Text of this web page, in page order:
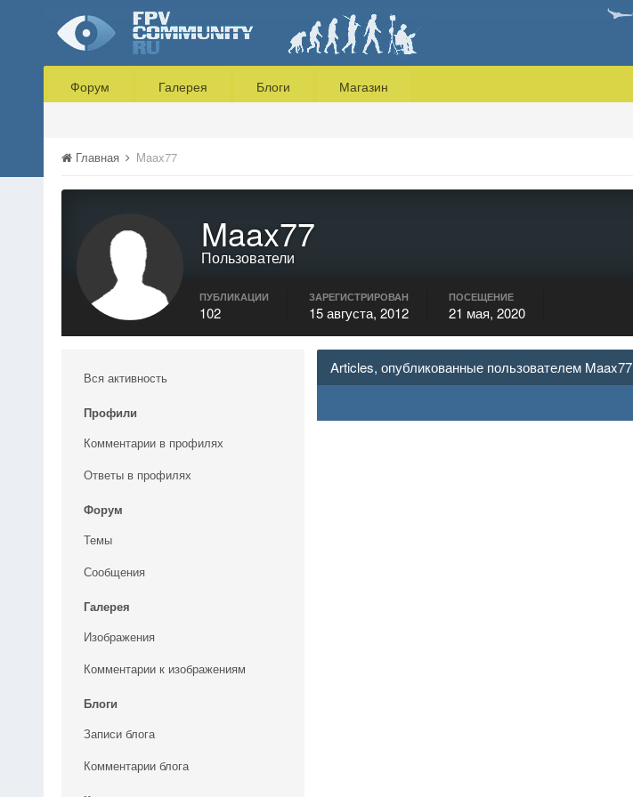
Форум Галерея Блоги Магазин
Главная Maax77
Maax77
Пользователи
ПУБЛИКАЦИИ
102
ЗАРЕГИСТРИРОВАН
15 августа, 2012
ПОСЕЩЕНИЕ
21 мая, 2020
Вся активность
Профили
Комментарии в профилях
Ответы в профилях
Форум
Темы
Сообщения
Галерея
Изображения
Комментарии к изображениям
Блоги
Записи блога
Комментарии блога
Articles, опубликованные пользователем Maax77